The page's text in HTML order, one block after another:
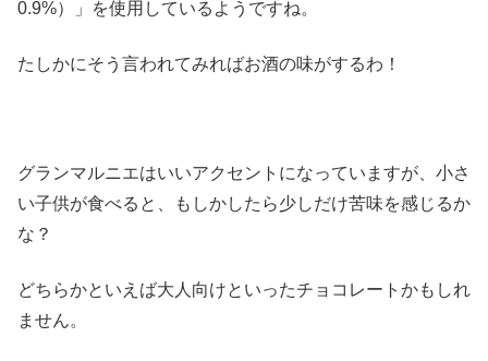
0.9%）」を使用しているようですね。
たしかにそう言われてみればお酒の味がするわ！
グランマルニエはいいアクセントになっていますが、小さ
い子供が食べると、もしかしたら少しだけ苦味を感じるか
な？
どちらかといえば大人向けといったチョコレートかもしれ
ません。